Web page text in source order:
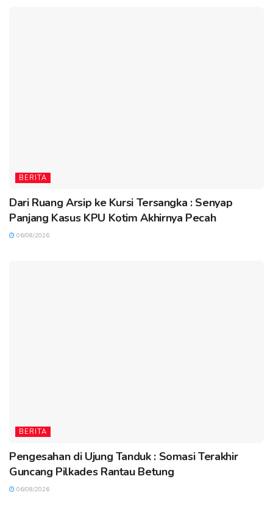
BERITA
Dari Ruang Arsip ke Kursi Tersangka : Senyap
Panjang Kasus KPU Kotim Akhirnya Pecah
06/08/2026
BERITA
Pengesahan di Ujung Tanduk : Somasi Terakhir
Guncang Pilkades Rantau Betung
06/08/2026